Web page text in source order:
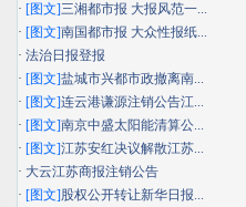
· [图文]三湘都市报 大报风范一...
· [图文]南国都市报 大众性报纸...
· 法治日报登报
· [图文]盐城市兴都市政撤离南...
· [图文]连云港谦源注销公告江...
· [图文]南京中盛太阳能清算公...
· [图文]江苏安红决议解散江苏...
· 大云江苏商报注销公告
· [图文]股权公开转让新华日报...